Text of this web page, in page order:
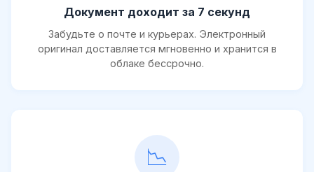
Документ доходит за 7 секунд
Забудьте о почте и курьерах. Электронный
оригинал доставляется мгновенно и хранится в
облаке бессрочно.
📉